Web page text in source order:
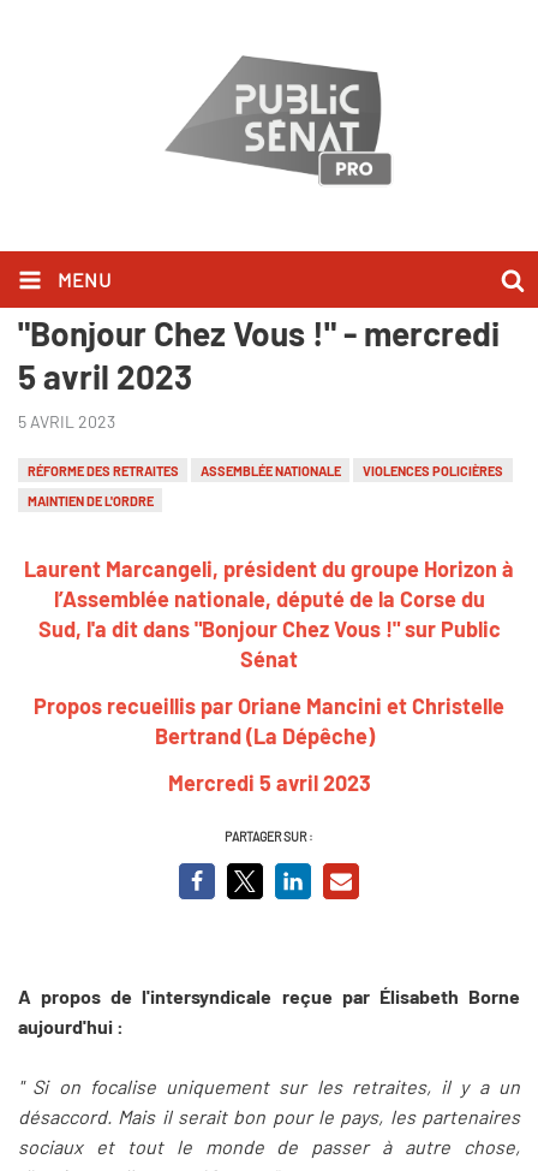
MENU
Laurent Marcangeli l'a dit dans
"Bonjour Chez Vous !" - mercredi
5 avril 2023
5 AVRIL 2023
RÉFORME DES RETRAITES ASSEMBLÉE NATIONALE
VIOLENCES POLICIÈRES
MAINTIEN DE L'ORDRE
Laurent Marcangeli, président du groupe Horizon à
l’Assemblée nationale, député de la Corse du
Sud, l'a dit dans "Bonjour Chez Vous !" sur Public
Sénat
Propos recueillis par Oriane Mancini et Christelle
Bertrand (La Dépêche)
Mercredi 5 avril 2023
PARTAGER SUR :
A propos de l'intersyndicale reçue par Élisabeth Borne
aujourd'hui :
" Si on focalise uniquement sur les retraites, il y a un
désaccord. Mais il serait bon pour le pays, les partenaires
sociaux et tout le monde de passer à autre chose,